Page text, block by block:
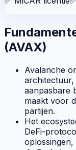
(AVAX)
Avalanche
architectuur,
aanpasbare
maakt voor
partijen.
Het
DeFi-
oplossingen,